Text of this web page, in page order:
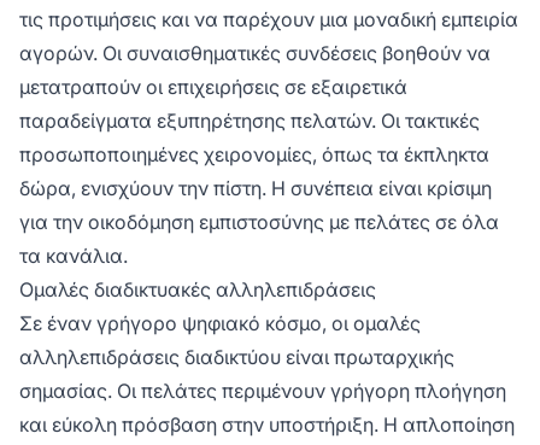
τις προτιμήσεις και να παρέχουν μια μοναδική εμπειρία
αγορών. Οι συναισθηματικές συνδέσεις βοηθούν να
μετατραπούν οι επιχειρήσεις σε εξαιρετικά
παραδείγματα εξυπηρέτησης πελατών. Οι τακτικές
προσωποποιημένες χειρονομίες, όπως τα έκπληκτα
δώρα, ενισχύουν την πίστη. Η συνέπεια είναι κρίσιμη
για την οικοδόμηση εμπιστοσύνης με πελάτες σε όλα
τα κανάλια.
Ομαλές διαδικτυακές αλληλεπιδράσεις
Σε έναν γρήγορο ψηφιακό κόσμο, οι ομαλές
αλληλεπιδράσεις διαδικτύου είναι πρωταρχικής
σημασίας. Οι πελάτες περιμένουν γρήγορη πλοήγηση
και εύκολη πρόσβαση στην υποστήριξη. Η απλοποίηση